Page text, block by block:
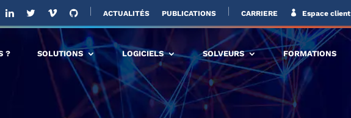
ACTUALITÉS PUBLICATIONS CARRIERE Espace client
? SOLUTIONS LOGICIELS SOLVEURS FORMATIONS